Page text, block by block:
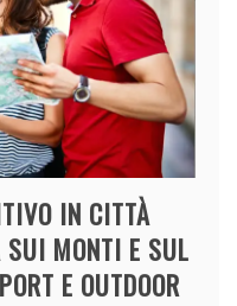
IN CITTÀ
MONTI E SUL
E OUTDOOR